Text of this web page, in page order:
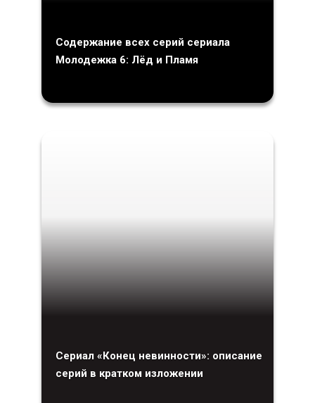
Содержание всех серий сериала
Молодежка 6: Лёд и Пламя
Сериал «Конец невинности»: описание
серий в кратком изложении